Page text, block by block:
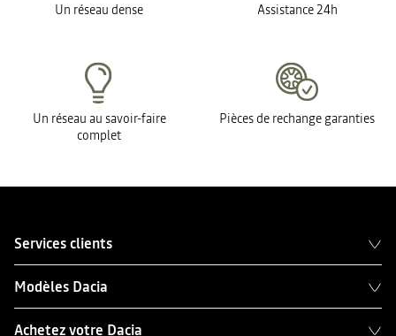
Un réseau dense Assistance 24h
Un réseau au savoir-faire
complet
Pièces de rechange garanties
Services clients
Modèles Dacia
Achetez votre Dacia